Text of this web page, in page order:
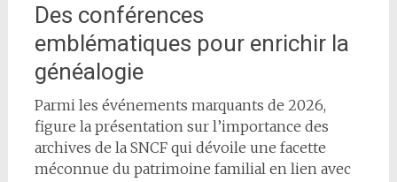
Des conférences
emblématiques pour enrichir la
généalogie
Parmi les événements marquants de 2026,
figure la présentation sur l’importance des
archives de la SNCF qui dévoile une facette
méconnue du patrimoine familial en lien avec